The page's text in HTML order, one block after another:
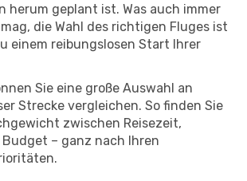
herum geplant ist. Was auch immer
die Wahl des richtigen Fluges ist
einem reibungslosen Start Ihrer
Sie eine große Auswahl an
Strecke vergleichen. So finden Sie
zwischen Reisezeit,
– ganz nach Ihren